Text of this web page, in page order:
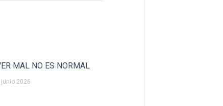
MAL NO ES NORMAL
junio 2026